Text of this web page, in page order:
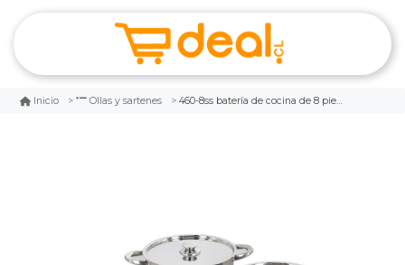
Inicio Ollas y sartenes 460-8ss batería de cocina de 8 piezas acero inox 460-8ss wens